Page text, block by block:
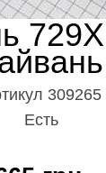
309265
Есть